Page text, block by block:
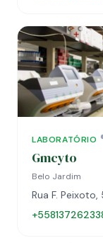
LABORATÓRIO
Gmcyto
Belo Jardim
Rua F.